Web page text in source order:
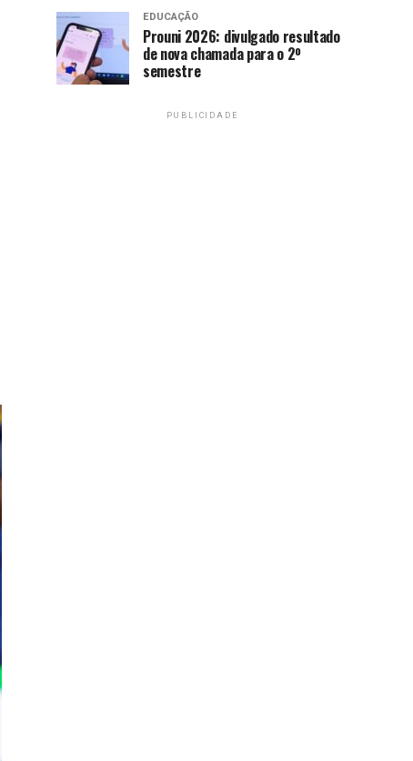
EDUCAÇÃO
Prouni 2026: divulgado resultado
de nova chamada para o 2º
semestre
PUBLICIDADE